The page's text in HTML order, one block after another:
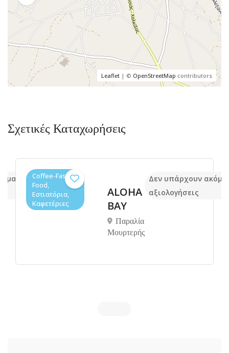
Leaflet | © OpenStreetMap contributors
Σχετικές Καταχωρήσεις
Coffee-Fast
Food,
Εστιατόρια,
Καφετέριες
ALOHA
BAY
Παραλία
Μουρτερής
Δεν υπάρχουν ακόμα
αξιολογήσεις